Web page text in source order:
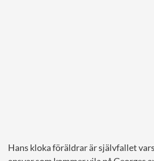
Hans kloka föräldrar är självfallet